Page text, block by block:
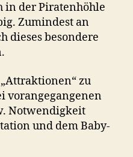
in der Piratenhöhle
Zumindest an
dieses besondere
zu
vorangegangenen
Notwendigkeit
und dem Baby-